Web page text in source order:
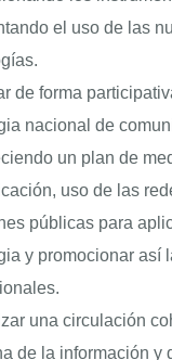
el uso de las
de forma
nacional de
un plan de
uso de las
públicas para
y promocionar así
una circulación
de la información y